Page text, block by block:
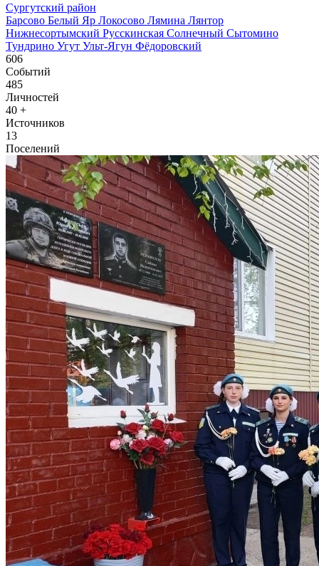
Сургутский район
Барсово Белый Яр Локосово Лямина Лянтор
Нижнесортымский Русскинская Солнечный Сытомино
Тундрино Угут Ульт-Ягун Фёдоровский
606
Событий
485
Личностей
40 +
Источников
13
Поселений